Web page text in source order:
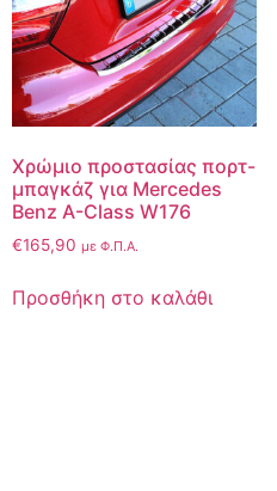
Χρώμιο προστασίας πορτ-
μπαγκάζ για Mercedes
Benz A-Class W176
€165,90 με Φ.Π.Α.
Προσθήκη στο καλάθι